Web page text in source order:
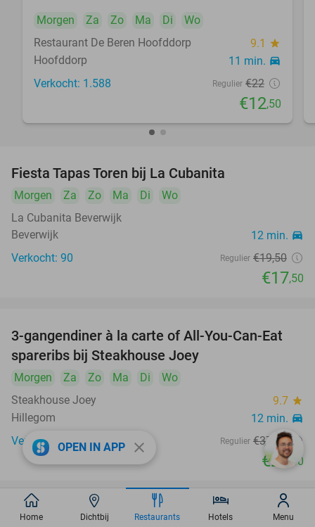
Morgen Za Zo Ma Di
Wo
Restaurant De Beren Hoofddorp
9.1 star
Hoofddorp 11 min. directions_car
Verkocht: 1.588 Regulier €22
€12,50
Fiesta Tapas Toren bij La Cubanita
Morgen Za Zo Ma Di
Wo
La Cubanita Beverwijk
Beverwijk
12 min. directions_car
Verkocht: 90 Regulier €19,50
€17,50
32%
3-gangendiner à la carte of All-You-Can-Eat
spareribs bij Steakhouse Joey
Morgen Za Zo Ma Di
Wo
Steakhouse Joey
9.7 star
Hillegom 12 min. directions_car
Verkocht: 77 Regulier €37 ,25
€25,50
2-gangendiner à la carte bij Bregje Beinsdorp
OPEN IN APP close
Home Dichtbij Restaurants Hotels Menu